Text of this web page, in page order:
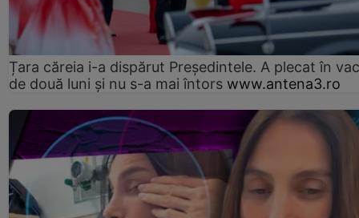
Țara căreia i-a dispărut Președintele. A plecat în
de două luni și nu s-a mai întors www.antena3.ro